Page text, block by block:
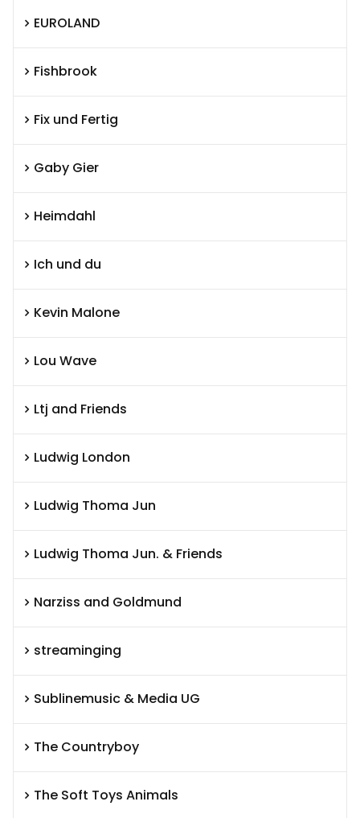
EUROLAND
Fishbrook
Fix und Fertig
Gaby Gier
Heimdahl
Ich und du
Kevin Malone
Lou Wave
Ltj and Friends
Ludwig London
Ludwig Thoma Jun
Ludwig Thoma Jun. & Friends
Narziss and Goldmund
streaminging
Sublinemusic & Media UG
The Countryboy
The Soft Toys Animals